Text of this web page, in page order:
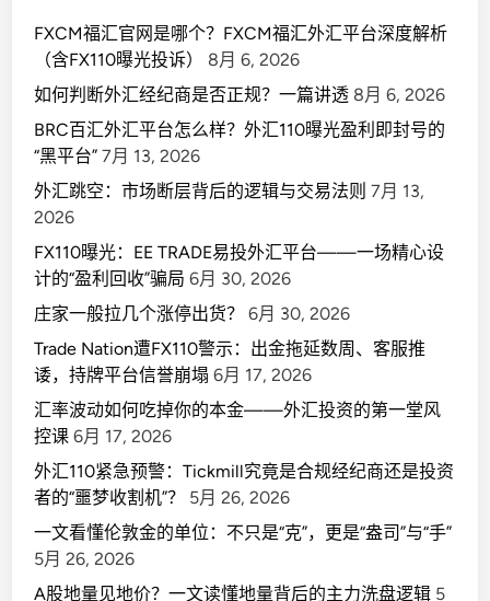
FXCM福汇官网是哪个？FXCM福汇外汇平台深度解析
（含FX110曝光投诉）
8月 6, 2026
如何判断外汇经纪商是否正规？一篇讲透 8月 6, 2026
BRC百汇外汇平台怎么样？外汇110曝光盈利即封号的
“黑平台” 7月 13, 2026
外汇跳空：市场断层背后的逻辑与交易法则 7月 13,
2026
FX110曝光：EE TRADE易投外汇平台——一场精心设
计的“盈利回收”骗局 6月 30, 2026
庄家一般拉几个涨停出货？
6月 30, 2026
Trade Nation遭FX110警示：出金拖延数周、客服推
诿，持牌平台信誉崩塌 6月 17, 2026
汇率波动如何吃掉你的本金——外汇投资的第一堂风
控课 6月 17, 2026
外汇110紧急预警：Tickmill究竟是合规经纪商还是投资
者的“噩梦收割机”？
5月 26, 2026
一文看懂伦敦金的单位：不只是“克”，更是“盎司”与“手”
5月 26, 2026
A股地量见地价？一文读懂地量背后的主力洗盘逻辑 5